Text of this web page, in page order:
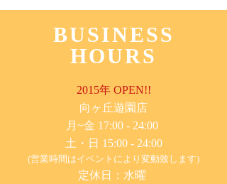
BUSINESS
HOURS
2015年 OPEN!!
​向ヶ丘遊園店
月~金 17:00 - 24:00
土・日 15:00 - 24:00
(営業時間はイベントにより変動致します)
定休日：水曜